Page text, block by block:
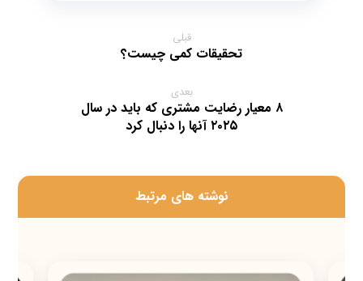
قبلی
تحقیقات کمی چیست؟
بعدی
۸ معیار رضایت مشتری که باید در سال
۲۰۲۵ آنها را دنبال کرد
‫نوشته های مرتبط